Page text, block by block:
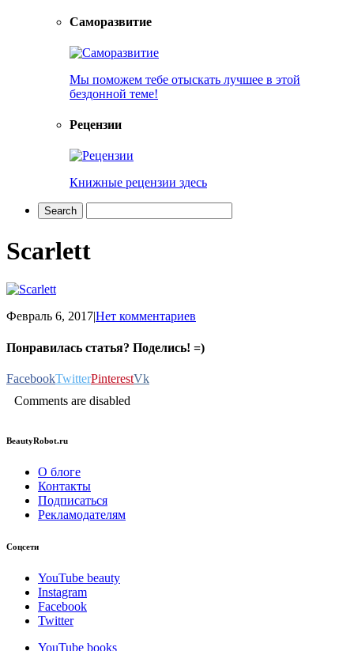
Саморазвитие
Мы поможем тебе отыскать лучшее в этой
бездонной теме!
Рецензии
Книжные рецензии здесь
Scarlett
Февраль 6, 2017|Нет комментариев
Понравилась статья? Поделись! =)
FacebookTwitterPinterestVk
Comments are disabled
BeautyRobot.ru
О блоге
Контакты
Подписаться
Рекламодателям
Соцсети
YouTube beauty
Instagram
Facebook
Twitter
YouTube books